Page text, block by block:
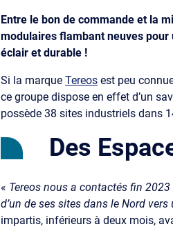
Entre le bon de commande et la
modulaires flambant neuves pour
éclair et durable !
Si la marque Tereos est peu
ce groupe dispose en effet d’un
possède 38 sites industriels dans
Des
« Tereos nous a contactés fin
d’un de ses sites dans le Nord
impartis, inférieurs à deux mois,